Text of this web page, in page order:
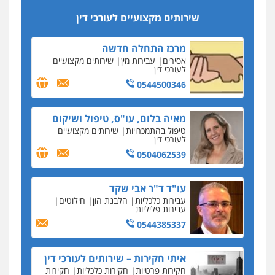
שירותים מקצועיים לעורכי דין
מרכז התחלה חדשה
אסירים עבירות מין שירותים מקצועיים
לעורכי דין
0544500346
מאיה בלום, עו"ס, טיפול ושיקום
טיפול בהתמכרויות שירותים מקצועיים
לעורכי דין
0504062539
עו"ד ד"ר אבי שקד
עבירות כלכליות הלבנת הון חילוטים
עבירות פליליות
0544385337
איתי חקירות – שירותים לעורכי דין
חקירות פרטיות חקירות כלכליות חקירות
כתב האישום נגד עו"ד עידן דביר: האונס והמחירון
לאקטים מיניים
כתב אישום: יו"ר ש"ס לשעבר בחיפה וסינדיקאט
ההלוואות של משפחת הרינג
הפרקליטות: הרב נתנאל חייק ואביו הרב אריה חייק
שמשו אנשי
החשוד ברצח עו"ד ארבל פלדמן טען לרקע נפשי
ושתק בחקירתו
בבית המשפט התברר כי לחשוד, אחמד אלרג'וב
מרמלה, לא נערכה
יחסי עו"ד לקוח
עורכת דין נעצרה בחשד להעברת סם לנאשם בכלא
השרון
דבר למיקרופון
נציב תלונות הציבור על השופטים: עדיף למעט
בפרקטיקה של דיונים "מחוץ לפרוטוקול"